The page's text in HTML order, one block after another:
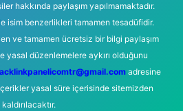
hakkında paylaşım yapılmamaktadır.
isim benzerlikleri tamamen tesadüfidir.
ve tamamen ücretsiz bir bilgi paylaşım
yasal düzenlemelere aykırı olduğunu
adresine
yasal süre içerisinde sitemizden
kaldırılacaktır.